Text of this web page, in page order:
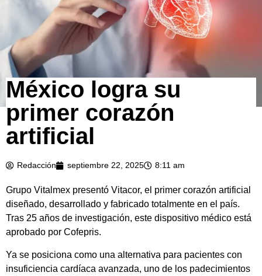
México logra su
primer corazón
artificial
Redacción septiembre 22, 2025 8:11 am
Grupo Vitalmex presentó Vitacor, el primer corazón artificial
diseñado, desarrollado y fabricado totalmente en el país.
Tras 25 años de investigación, este dispositivo médico está
aprobado por Cofepris.
Ya se posiciona como una alternativa para pacientes con
insuficiencia cardíaca avanzada, uno de los padecimientos